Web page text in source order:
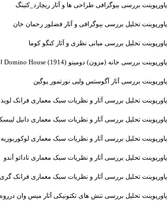
پاورپوینت بررسی بیوگرافی طراحی ها و آثار ریچارد_کتینگ
پاورپوینت تحلیل بررسی بیوگرافی و آثار فضلور رحمان خان
پاورپوینت تحلیل بررسی مبانی نظری و آثار کنگو کوما
پاورپوینت بررسی خانه (مزون) دومینو (1914) Domino House اثر لوکوربوزیه
پاورپوینت بررسی آثار آگوستس ولبی نورتمور پوگین
پاورپوینت تحلیل بررسی آثار و نظریات سبک معماری فرانک
پاورپوینت تحلیل بررسی آثار و نظریات سبک معماری دانیل
پاورپوینت تحلیل بررسی آثار و نظریات سبک معماری لوکوربوزیه
پاورپوینت تحلیل بررسی آثار و نظریات سبک معماری تادائو آندو
پاورپوینت تحلیل بررسی آثار و نظریات سبک معماری فرانک گری
پاورپوینت تحلیل بررسی تنش های تکتونیکی آثار میس وان درروه